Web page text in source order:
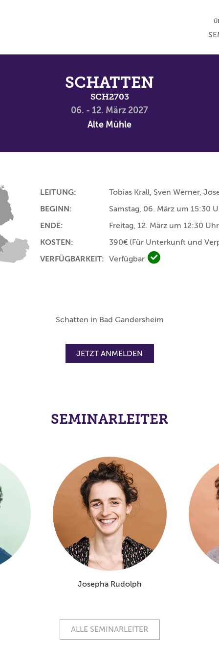
SCHATTEN
SCH2703
06. - 12. März 2027
Alte Mühle
LEITUNG:
Tobias Krall, Sven Werner,
BEGINN:
Samstag, 06. März um 15:30
ENDE:
Freitag, 12. März um 12:30 Uhr
KOSTEN:
390€ (Für Unterkunft und
VERFÜGBARKEIT: Verfügbar Verfügbar
Schatten in Bad Gandersheim
JETZT ANMELDEN
SEMINARLEITER
Josepha Rudolph
ALLE SEMINARLEITER